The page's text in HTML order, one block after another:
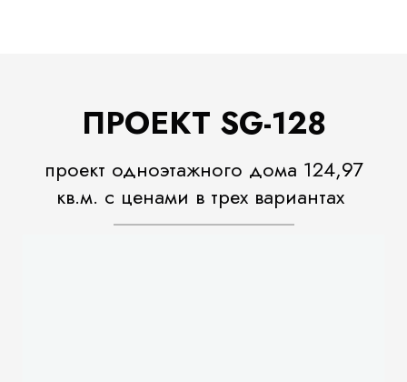
ПРОЕКТ SG-128
проект одноэтажного дома 124,97
кв.м. с ценами в трех вариантах